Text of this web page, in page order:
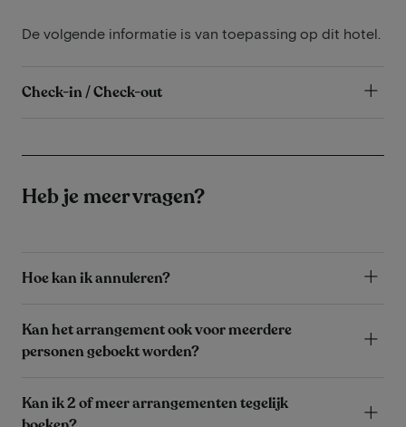
De volgende informatie is van toepassing op dit hotel.
Check-in / Check-out
Heb je meer vragen?
Hoe kan ik annuleren?
Kan het arrangement ook voor meerdere
personen geboekt worden?
Kan ik 2 of meer arrangementen tegelijk